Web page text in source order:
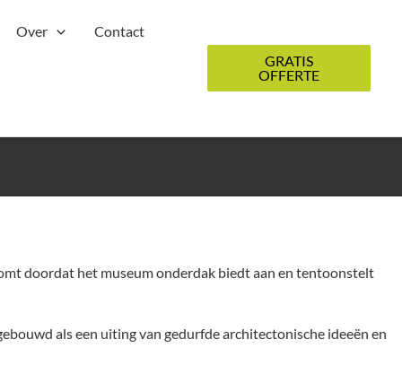
Over
Contact
GRATIS
OFFERTE
doordat het museum onderdak biedt aan en tentoonstelt
als een uiting van gedurfde architectonische ideeën en